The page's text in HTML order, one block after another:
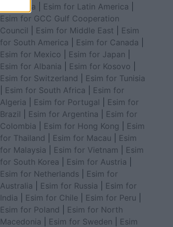
for Africa
Esim for Latin America
Esim for GCC Gulf Cooperation
Council
Esim for Middle East
Esim
for South America
Esim for Canada
Esim for Mexico
Esim for Japan
Esim for Albania
Esim for Kosovo
Esim for Switzerland
Esim for Tunisia
Esim for South Africa
Esim for
Algeria
Esim for Portugal
Esim for
Brazil
Esim for Argentina
Esim for
Colombia
Esim for Hong Kong
Esim
for Thailand
Esim for Macau
Esim
for Malaysia
Esim for Vietnam
Esim
for South Korea
Esim for Austria
Esim for Netherlands
Esim for
Australia
Esim for Russia
Esim for
India
Esim for Chile Esim for Peru
Esim for Poland
Esim for North
Macedonia
Esim for Sweden
Esim